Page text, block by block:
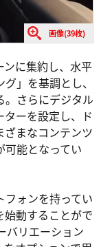
画像(39枚)
に集約し、水平
」を基調とし、
。さらにデジタル
ーを設定し、ド
ざまなコンテンツ
可能となってい
ォンを持ってい
始動することがで
バリエーション